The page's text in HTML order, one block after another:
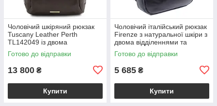
Чоловічий шкіряний рюкзак
Tuscany Leather Perth
TL142049 із двома
відділеннями на блискавці,
темно-коричневий
Готово до відправки
13 800 ₴
Купити
Чоловічий італійський рюкзак
Firenze з натуральної шкіри з
двома відділеннями та
фронтальною кишенею,
чорний VL2220-05-31
Готово до відправки
5 685 ₴
Купити